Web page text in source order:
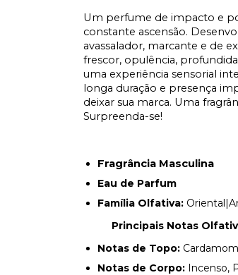
Um perfume de impacto e
constante ascensão.
avassalador, marcante e de
frescor, opulência,
uma experiência sensorial
longa duração e presença
deixar sua marca. Uma
Surpreenda-se!
Fragrância Masculina
Eau de Parfum
Família Olfativa:
Principais Notas
Notas de Topo:
Notas de Corpo: Incenso,